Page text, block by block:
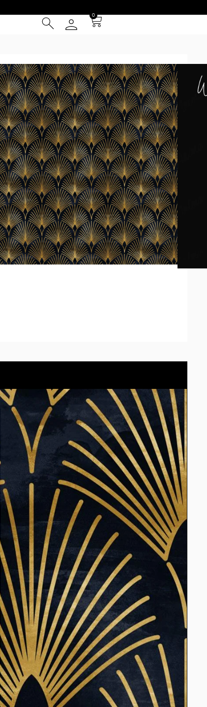
0
48
INCLUIDO)
de Crédito
**
se repite cada 1m y se presentan en paños de 1 m
ej. la foto 2 simula una pared de 4.5x3m). Los
pueden diferir según la calibración de cada
con el cotizador eligiendo el material.